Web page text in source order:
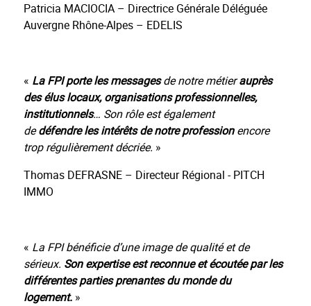
Patricia MACIOCIA – Directrice Générale Déléguée
Auvergne Rhône-Alpes – EDELIS
« La FPI porte les messagesde notre métierauprès
des élus locaux, organisations professionnelles,
institutionnels… Son rôle est également
dedéfendre les intérêts de notre professionencore
trop régulièrement décriée. »
Thomas DEFRASNE – Directeur Régional - PITCH
IMMO
« La FPI bénéficie d’une image de qualité et de
sérieux. Son expertise est reconnue et écoutée par les
différentes parties prenantes du monde du
logement. »